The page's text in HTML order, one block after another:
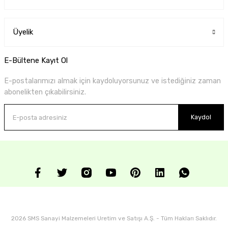
Üyelik
E-Bültene Kayıt Ol
E-postalarımızı almak için kaydoluyorsunuz ve istediğiniz zaman
abonelikten çıkabilirsiniz.
Kaydol
2026 SMS Sanayi Malzemeleri Uretim ve Satışı A.Ş. - Tüm Hakları Saklıdır.